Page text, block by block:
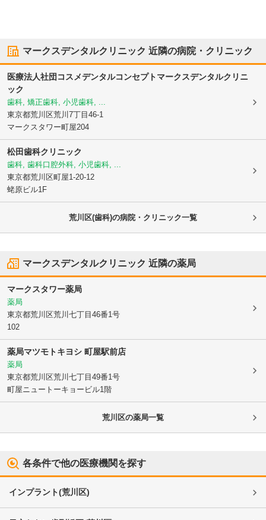
マークスデンタルクリニック 近隣の病院・クリニック
医療法人社団コスメデンタルコンセプトマークスデンタルクリニ
ック
歯科, 矯正歯科, 小児歯科, ...
東京都荒川区荒川7丁目46-1
マークスタワー町屋204
松田歯科クリニック
歯科, 歯科口腔外科, 小児歯科, ...
東京都荒川区町屋1-20-12
蛯原ビル1F
荒川区(歯科)の病院・クリニック一覧
マークスデンタルクリニック 近隣の薬局
マークスタワー薬局
薬局
東京都荒川区荒川七丁目46番1号
102
薬局マツモトキヨシ 町屋駅前店
薬局
東京都荒川区荒川七丁目49番1号
町屋ニュートーキョービル1階
荒川区の薬局一覧
各条件で他の医療機関を探す
インプラント(荒川区)